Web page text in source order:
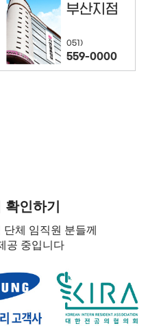
부산지점
051)
559-0000
인하기
체 임직원 분들께
공 중입니다